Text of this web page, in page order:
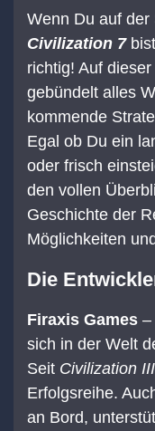
Wenn Du auf der
Civilization 7
richtig! Auf
gebündelt alles
kommende
Egal ob Du ein
oder frisch
den vollen
Geschichte der
Möglichkeiten
Die
Firaxis Games –
sich in der Welt
Seit Civilization III
Erfolgsreihe.
an Bord,